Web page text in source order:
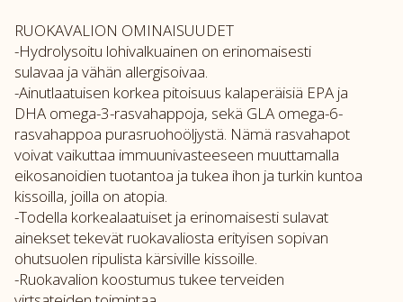
RUOKAVALION OMINAISUUDET
-Hydrolysoitu lohivalkuainen on erinomaisesti
sulavaa ja vähän allergisoivaa.
-Ainutlaatuisen korkea pitoisuus kalaperäisiä EPA ja
DHA omega-3-rasvahappoja, sekä GLA omega-6-
rasvahappoa purasruohoöljystä. Nämä rasvahapot
voivat vaikuttaa immuunivasteeseen muuttamalla
eikosanoidien tuotantoa ja tukea ihon ja turkin kuntoa
kissoilla, joilla on atopia.
-Todella korkealaatuiset ja erinomaisesti sulavat
ainekset tekevät ruokavaliosta erityisen sopivan
ohutsuolen ripulista kärsiville kissoille.
-Ruokavalion koostumus tukee terveiden